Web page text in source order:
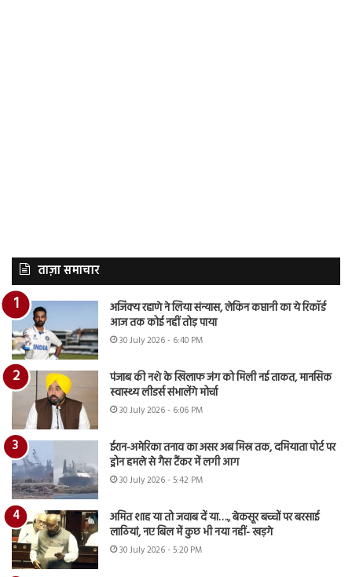
ताज़ा समाचार
अजिंक्य रहाणे ने लिया संन्यास, लेकिन कप्तानी का ये रिकॉर्ड
आज तक कोई नहीं तोड़ पाया
30 July 2026 - 6:40 PM
पंजाब की नशे के खिलाफ जंग को मिली नई ताकत, मानसिक
स्वास्थ्य लीडर्स संभालेंगे मोर्चा
30 July 2026 - 6:06 PM
ईरान-अमेरिका तनाव का असर अब मिस्र तक, दमियाता पोर्ट पर
ड्रोन हमले से गैस टैंकर में लगी आग
30 July 2026 - 5:42 PM
अमित शाह या तो जवाब दें या…., बेकसूर बच्चों पर बरसाई
लाठियां, नए बिल में कुछ भी नया नहीं- खड़गे
30 July 2026 - 5:20 PM